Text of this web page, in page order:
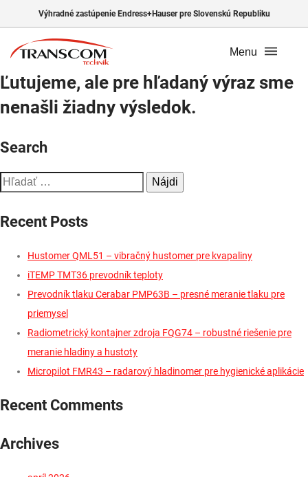
Výhradné zastúpenie Endress+Hauser pre Slovenskú Republiku
Menu
Ľutujeme, ale pre hľadaný výraz sme
nenašli žiadny výsledok.
Search
Hľadať:
Recent Posts
Hustomer QML51 – vibračný hustomer pre kvapaliny
iTEMP TMT36 prevodník teploty
Prevodník tlaku Cerabar PMP63B – presné meranie tlaku pre
priemysel
Radiometrický kontajner zdroja FQG74 – robustné riešenie pre
meranie hladiny a hustoty
Micropilot FMR43 – radarový hladinomer pre hygienické aplikácie
Recent Comments
Archives